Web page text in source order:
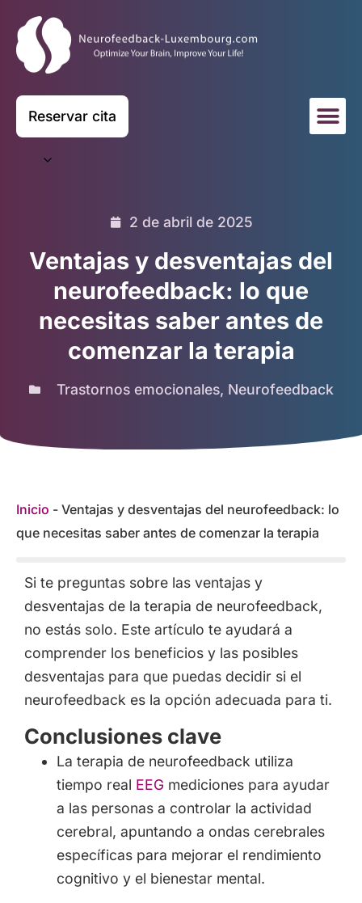
Reservar cita
2 de abril de 2025
Ventajas y desventajas del
neurofeedback: lo que
necesitas saber antes de
comenzar la terapia
Trastornos emocionales, Neurofeedback
Inicio - Ventajas y desventajas del neurofeedback: lo
que necesitas saber antes de comenzar la terapia
Si te preguntas sobre las ventajas y
desventajas de la terapia de neurofeedback,
no estás solo. Este artículo te ayudará a
comprender los beneficios y las posibles
desventajas para que puedas decidir si el
neurofeedback es la opción adecuada para ti.
Conclusiones clave
La terapia de neurofeedback utiliza
tiempo real EEG mediciones para ayudar
a las personas a controlar la actividad
cerebral, apuntando a ondas cerebrales
específicas para mejorar el rendimiento
cognitivo y el bienestar mental.